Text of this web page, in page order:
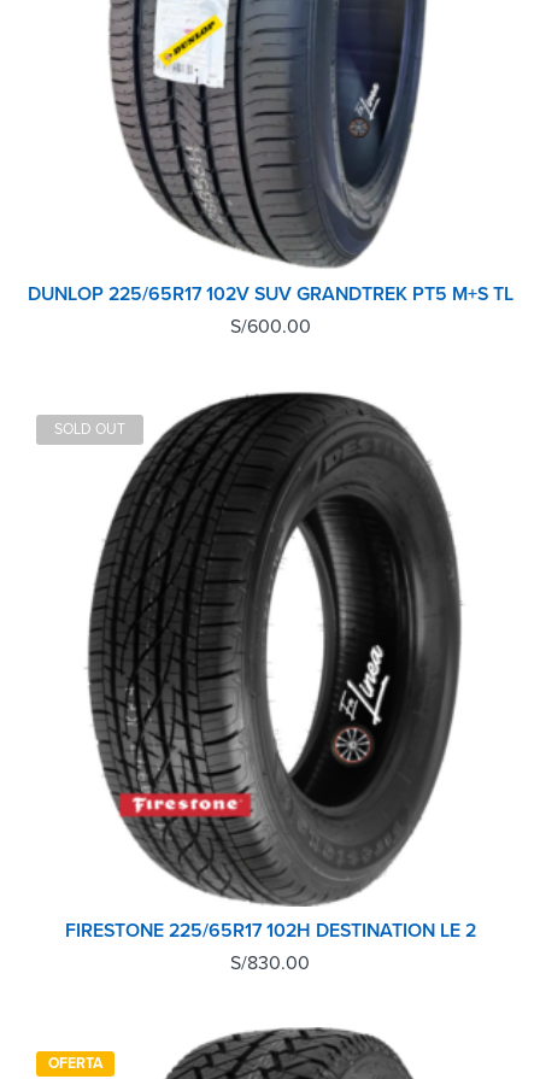
DUNLOP 225/65R17 102V SUV GRANDTREK PT5 M+S TL
S/600.00
SOLD OUT
FIRESTONE 225/65R17 102H DESTINATION LE 2
S/830.00
OFERTA